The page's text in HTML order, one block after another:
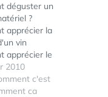
déguster un
?
apprécier la
vin
apprécier le
Comment
la bouche
2010
c'est
ca